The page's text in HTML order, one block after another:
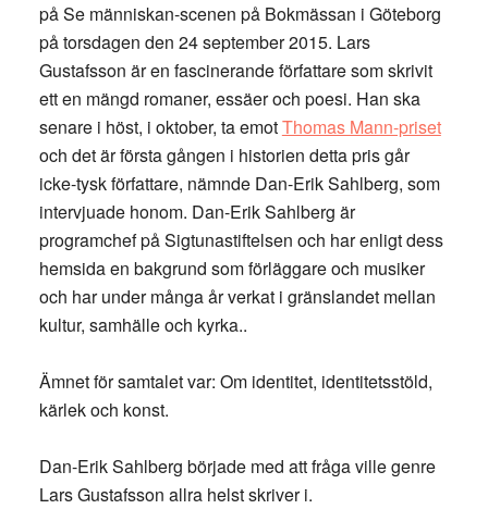
på Se människan-scenen på Bokmässan i Göteborg
på torsdagen den 24 september 2015. Lars
Gustafsson är en fascinerande författare som skrivit
ett en mängd romaner, essäer och poesi. Han ska
senare i höst, i oktober, ta emotThomas Mann-priset
och det är första gången i historien detta pris går
icke-tysk författare, nämnde Dan-Erik Sahlberg, som
intervjuade honom. Dan-Erik Sahlberg är
programchef på Sigtunastiftelsen och har enligt dess
hemsida en bakgrund som förläggare och musiker
och har under många år verkat i gränslandet mellan
kultur, samhälle och kyrka..
Ämnet för samtalet var: Om identitet, identitetsstöld,
kärlek och konst.
Dan-Erik Sahlberg började med att fråga ville genre
Lars Gustafsson allra helst skriver i.